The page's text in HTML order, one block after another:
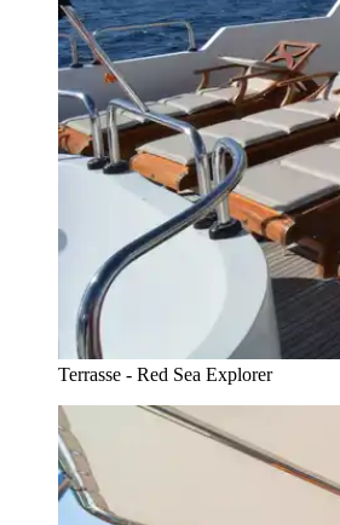
Terrasse - Red Sea Explorer